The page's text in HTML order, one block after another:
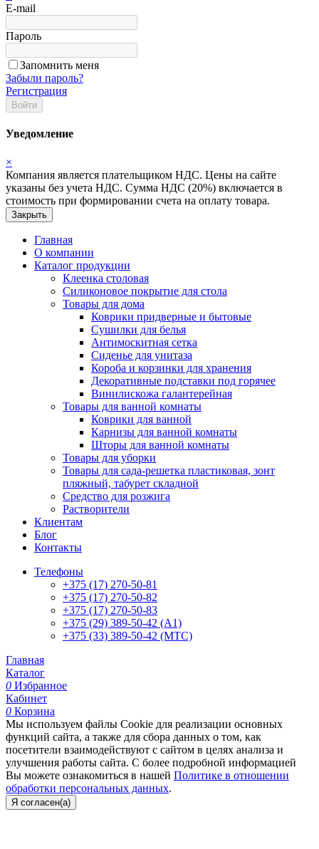
E-mail
Пароль
Запомнить меня
Забыли пароль?
Регистрация
Войти
Уведомление
×
Компания является плательщиком НДС. Цены на сайте
указаны без учета НДС. Сумма НДС (20%) включается в
стоимость при формировании счета на оплату товара.
Закрыть
Главная
О компании
Каталог продукции
Клеенка столовая
Силиконовое покрытие для стола
Товары для дома
Коврики придверные и бытовые
Сушилки для белья
Антимоскитная сетка
Сиденье для унитаза
Короба и корзинки для хранения
Декоративные подставки под горячее
Винилискожа галантерейная
Товары для ванной комнаты
Коврики для ванной
Карнизы для ванной комнаты
Шторы для ванной комнаты
Товары для уборки
Товары для сада-решетка пластиковая, зонт
пляжный, табурет складной
Средство для розжига
Растворители
Клиентам
Блог
Контакты
Телефоны
+375 (17) 270-50-81
+375 (17) 270-50-82
+375 (17) 270-50-83
+375 (29) 389-50-42 (А1)
+375 (33) 389-50-42 (МТС)
Главная
Каталог
0 Избранное
Кабинет
0 Корзина
Мы используем файлы Cookie для реализации основных
функций сайта, а также для сбора данных о том, как
посетители взаимодействуют с сайтом в целях анализа и
улучшения работы сайта. С более подробной информацией
Вы можете ознакомиться в нашей Политике в отношении
обработки персональных данных.
Я согласен(а)